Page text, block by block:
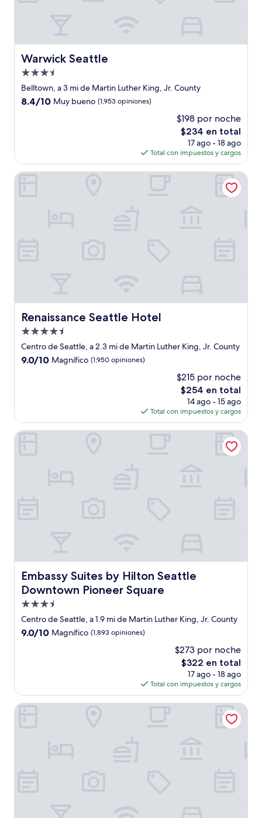
Warwick Seattle
Warwick Seattle
Propiedad
de
3.5
Belltown, a 3 mi de Martin Luther King, Jr. County
8.4
opiniones)
8.4/10 Muy bueno (1,953 opiniones)
$198 por noche
El
precio
actual
es
de
$234 en total
17 ago - 18 ago
Total con impuestos y cargos
Renaissance Seattle Hotel
Renaissance Seattle Hotel
Propiedad
de
4.5
Centro de Seattle, a 2.3 mi de Martin Luther King, Jr. County
9.0
9.0/10 Magnífico (1,950 opiniones)
$215 por noche
El
precio
actual
es
de
$254 en total
14 ago - 15 ago
Total con impuestos y cargos
Renaissance Seattle Hotel
Embassy Suites by Hilton Seattle
Downtown Pioneer Square
Embassy Suites by Hilton Seattle Downtown Pioneer
Propiedad
de
3.5
Centro de Seattle, a 1.9 mi de Martin Luther King, Jr. County
9.0
9.0/10 Magnífico (1,893 opiniones)
$273 por noche
El
precio
actual
es
de
$322 en total
17 ago - 18 ago
Total con impuestos y cargos
Embassy Suites by Hilton Seattle Downtown Pioneer
The Boylston Hotel Capitol Hill